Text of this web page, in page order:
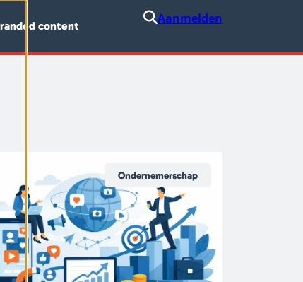
content Aanmelden
Ondernemerschap